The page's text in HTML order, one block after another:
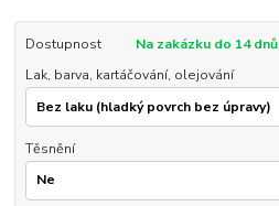
Dostupnost
Na zakázku do 14 dnů
Lak, barva, kartáčování, olejování
Těsnění